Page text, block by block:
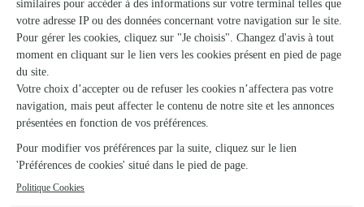
Papyrus Fleurs
VIF
★★
18 place de la Libération
Voir la boutique